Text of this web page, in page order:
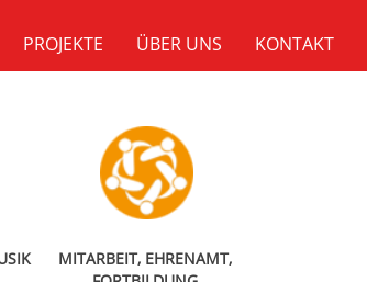
PROJEKTE ÜBER UNS KONTAKT
MITARBEIT, EHRENAMT,